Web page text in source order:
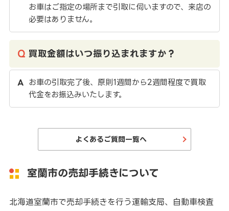
お車はご指定の場所まで引取に伺いますので、来店の
必要はありません。
買取金額はいつ振り込まれますか？
お車の引取完了後、原則1週間から2週間程度で買取
代金をお振込みいたします。
よくあるご質問一覧へ
室蘭市の売却手続きについて
北海道室蘭市で売却手続きを行う運輸支局、自動車検査